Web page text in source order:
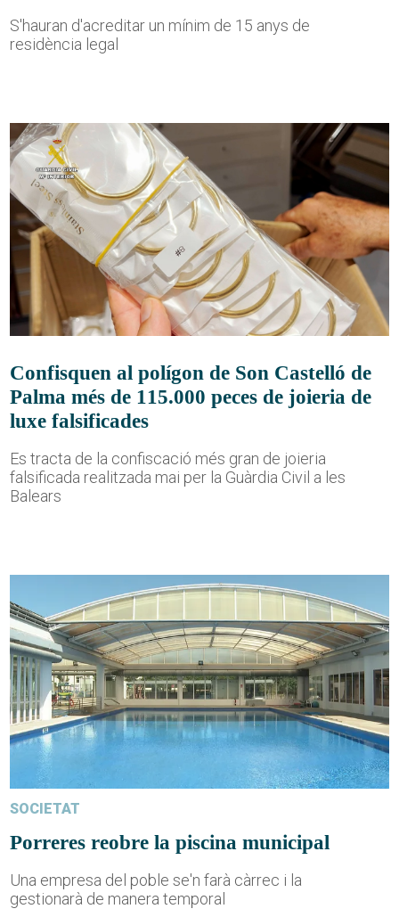
S'hauran d'acreditar un mínim de 15 anys de
residència legal
Confisquen al polígon de Son Castelló de
Palma més de 115.000 peces de joieria de
luxe falsificades
Es tracta de la confiscació més gran de joieria
falsificada realitzada mai per la Guàrdia Civil a les
Balears
SOCIETAT
Porreres reobre la piscina municipal
Una empresa del poble se'n farà càrrec i la
gestionarà de manera temporal